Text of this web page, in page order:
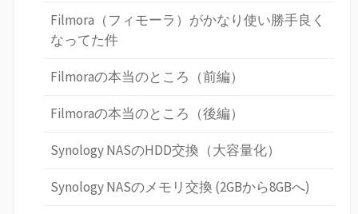
Filmora（フィモーラ）がかなり使い勝手良く
なってた件
Filmoraの本当のところ（前編）
Filmoraの本当のところ（後編）
Synology NASのHDD交換（大容量化）
Synology NASのメモリ交換 (2GBから8GBへ)